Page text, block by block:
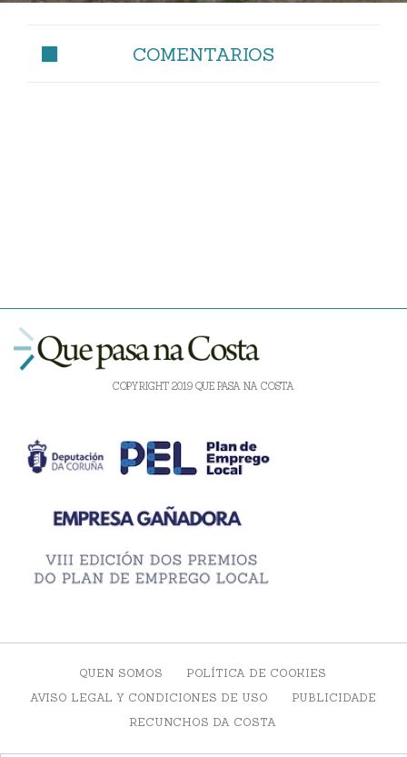
COMENTARIOS
COPYRIGHT 2019 QUE PASA NA COSTA
QUEN SOMOS
POLÍTICA DE COOKIES
AVISO LEGAL Y CONDICIONES DE USO
PUBLICIDADE
RECUNCHOS DA COSTA